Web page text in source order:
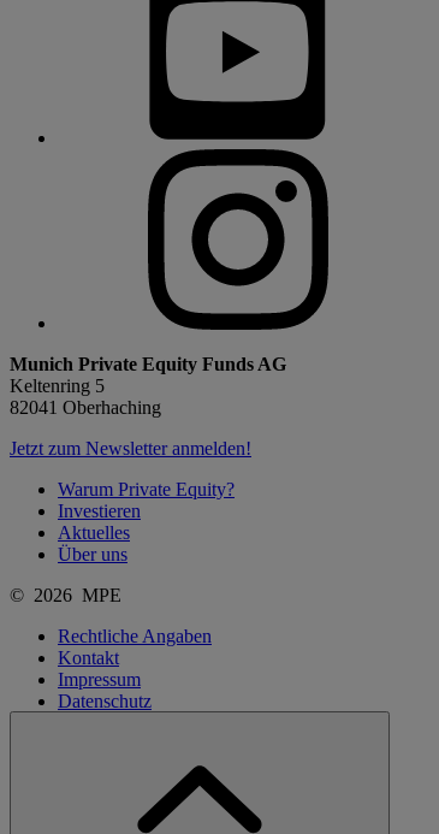
Munich Private Equity Funds AG
Keltenring 5
82041 Oberhaching
Jetzt zum Newsletter anmelden!
Warum Private Equity?
Investieren
Aktuelles
Über uns
© 2026 MPE
Rechtliche Angaben
Kontakt
Impressum
Datenschutz